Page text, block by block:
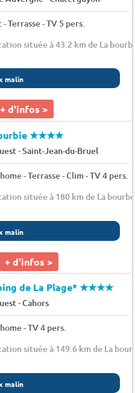
- Terrasse - TV 5 pers.
située à 43.2 km de La
malin
+ d'infos >
★★★★
-Saint-Jean-du-Bruel
- Terrasse - Clim - TV 4 pers.
située à 180 km de La
malin
+ d'infos >
de La Plage*★★★★
-Cahors
- TV 4 pers.
située à 149.6 km de La
malin